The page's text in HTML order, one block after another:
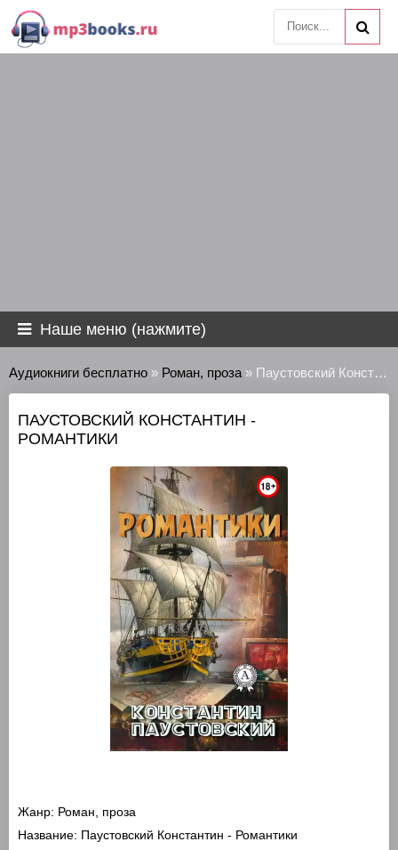
Наше меню (нажмите)
Аудиокниги бесплатно » Роман, проза » Паустовский Константин - Романтики
ПАУСТОВСКИЙ КОНСТАНТИН -
РОМАНТИКИ
Жанр: Роман, проза
Название: Паустовский Константин - Романтики